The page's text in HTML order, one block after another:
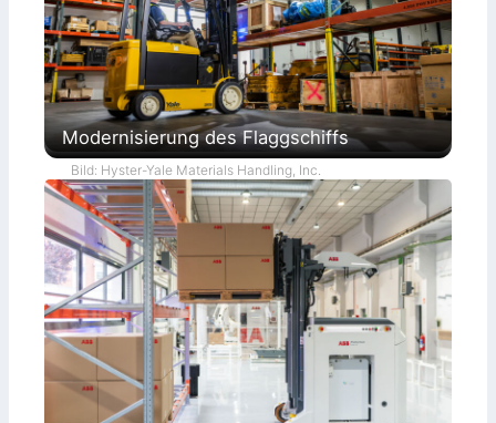
Modernisierung des Flaggschiffs
Bild: Hyster-Yale Materials Handling, Inc.